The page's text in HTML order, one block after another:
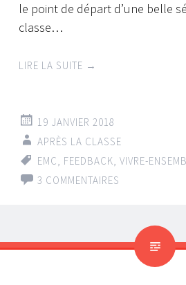
le point de départ d’une belle
classe…
LIRE LA SUITE →
19 JANVIER 2018
APRÈS LA CLASSE
EMC, FEEDBACK, VIVRE-
3 COMMENTAIRES